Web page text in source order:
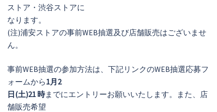
ストア・渋谷ストアに
なります。
(注)浦安ストアの事前WEB抽選及び店舗販売はございませ
ん。
事前WEB抽選の参加方法は、下記リンクのWEB抽選応募フ
ォームから1月2
日(土)21 時までにエントリーお願いいたします。また、店
舗販売希望